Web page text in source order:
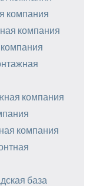
компания
компания
компания
компания
база